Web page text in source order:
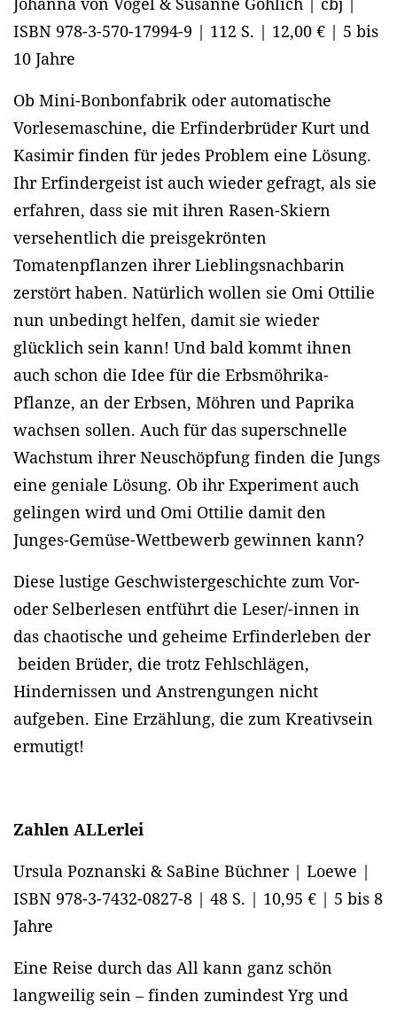
ISBN 978-3-570-17994-9 | 112 S. | 12,00 € | 5 bis
10 Jahre
Ob Mini-Bonbonfabrik oder automatische
Vorlesemaschine, die Erfinderbrüder Kurt und
Kasimir finden für jedes Problem eine Lösung.
Ihr Erfindergeist ist auch wieder gefragt, als sie
erfahren, dass sie mit ihren Rasen-Skiern
versehentlich die preisgekrönten
Tomatenpflanzen ihrer Lieblingsnachbarin
zerstört haben. Natürlich wollen sie Omi Ottilie
nun unbedingt helfen, damit sie wieder
glücklich sein kann! Und bald kommt ihnen
auch schon die Idee für die Erbsmöhrika-
Pflanze, an der Erbsen, Möhren und Paprika
wachsen sollen. Auch für das superschnelle
Wachstum ihrer Neuschöpfung finden die Jungs
eine geniale Lösung. Ob ihr Experiment auch
gelingen wird und Omi Ottilie damit den
Junges-Gemüse-Wettbewerb gewinnen kann?
Diese lustige Geschwistergeschichte zum Vor-
oder Selberlesen entführt die Leser/-innen in
das chaotische und geheime Erfinderleben der
beiden Brüder, die trotz Fehlschlägen,
Hindernissen und Anstrengungen nicht
aufgeben. Eine Erzählung, die zum Kreativsein
ermutigt!
Zahlen ALLerlei
Ursula Poznanski & SaBine Büchner | Loewe |
ISBN 978-3-7432-0827-8 | 48 S. | 10,95 € | 5 bis 8
Jahre
Eine Reise durch das All kann ganz schön
langweilig sein – finden zumindest Yrg und